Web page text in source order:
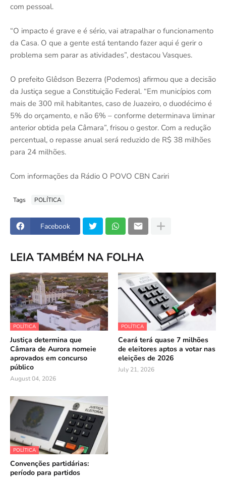
com pessoal.
“O impacto é grave e é sério, vai atrapalhar o funcionamento
da Casa. O que a gente está tentando fazer aqui é gerir o
problema sem parar as atividades”, destacou Vasques.
O prefeito Glêdson Bezerra (Podemos) afirmou que a decisão
da Justiça segue a Constituição Federal. “Em municípios com
mais de 300 mil habitantes, caso de Juazeiro, o duodécimo é
5% do orçamento, e não 6% – conforme determinava liminar
anterior obtida pela Câmara”, frisou o gestor. Com a redução
percentual, o repasse anual será reduzido de R$ 38 milhões
para 24 milhões.
Com informações da Rádio O POVO CBN Cariri
Tags POLÍTICA
Facebook
LEIA TAMBÉM NA FOLHA
POLÍTICA
Justiça determina que
Câmara de Aurora nomeie
aprovados em concurso
público
August 04, 2026
POLÍTICA
Ceará terá quase 7 milhões
de eleitores aptos a votar nas
eleições de 2026
July 21, 2026
POLÍTICA
Convenções partidárias:
período para partidos